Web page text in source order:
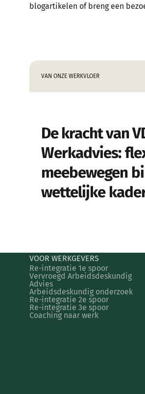
blogartikelen of breng een
VAN ONZE WERKVLOER
De kracht van
Werkadvies:
meebewegen
wettelijke
VOOR WERKGEVERS
Re-integratie 1e spoor
Vervroegd Arbeidsdeskundig
Advies
Arbeidsdeskundig onderzoek
Re-integratie 2e spoor
Re-integratie 3e spoor
Coaching naar werk